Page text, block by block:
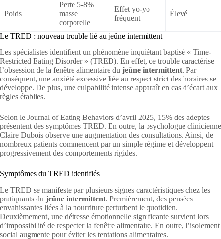
Poids
Perte 5-8%
masse
corporelle
Effet yo-yo
fréquent
Élevé
Le TRED : nouveau trouble lié au jeûne intermittent
Les spécialistes identifient un phénomène inquiétant baptisé « Time-
Restricted Eating Disorder » (TRED). En effet, ce trouble caractérise
l’obsession de la fenêtre alimentaire du jeûne intermittent. Par
conséquent, une anxiété excessive liée au respect strict des horaires se
développe. De plus, une culpabilité intense apparaît en cas d’écart aux
règles établies.
Selon le Journal of Eating Behaviors d’avril 2025, 15% des adeptes
présentent des symptômes TRED. En outre, la psychologue clinicienne
Claire Dubois observe une augmentation des consultations. Ainsi, de
nombreux patients commencent par un simple régime et développent
progressivement des comportements rigides.
Symptômes du TRED identifiés
Le TRED se manifeste par plusieurs signes caractéristiques chez les
pratiquants du jeûne intermittent. Premièrement, des pensées
envahissantes liées à la nourriture perturbent le quotidien.
Deuxièmement, une détresse émotionnelle significante survient lors
d’impossibilité de respecter la fenêtre alimentaire. En outre, l’isolement
social augmente pour éviter les tentations alimentaires.